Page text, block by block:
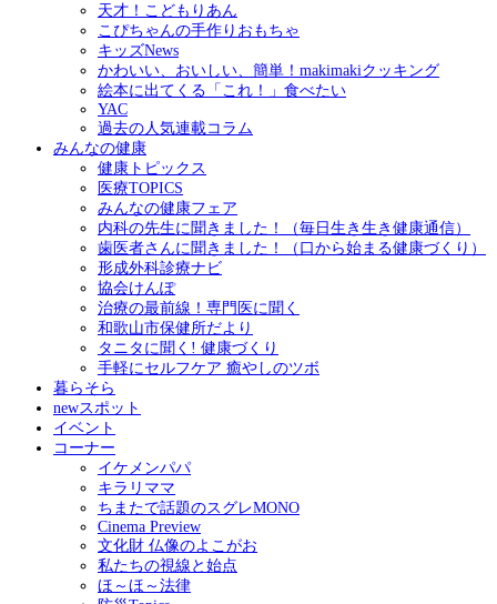
天才！こどもりあん
こぴちゃんの手作りおもちゃ
キッズNews
かわいい、おいしい、簡単！makimakiクッキング
絵本に出てくる「これ！」食べたい
YAC
過去の人気連載コラム
みんなの健康
健康トピックス
医療TOPICS
みんなの健康フェア
内科の先生に聞きました！（毎日生き生き健康通信）
歯医者さんに聞きました！（口から始まる健康づくり）
形成外科診療ナビ
協会けんぽ
治療の最前線！専門医に聞く
和歌山市保健所だより
タニタに聞く! 健康づくり
手軽にセルフケア 癒やしのツボ
暮らそら
newスポット
イベント
コーナー
イケメンパパ
キラリママ
ちまたで話題のスグレMONO
Cinema Preview
文化財 仏像のよこがお
私たちの視線と始点
ほ～ほ～法律